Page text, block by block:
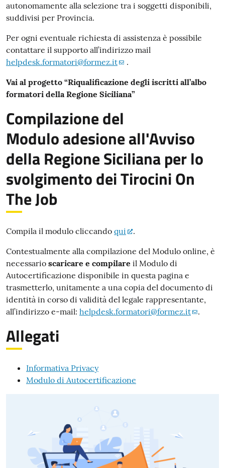
autonomamente alla selezione tra i soggetti disponibili,
suddivisi per Provincia.
Per ogni eventuale richiesta di assistenza è possibile
contattare il supporto all’indirizzo mail
helpdesk.formatori@formez.it
.
Vai al progetto “Riqualificazione degli iscritti all’albo
formatori della Regione Siciliana”
Compilazione del
Modulo adesione all'Avviso
della Regione Siciliana per lo
svolgimento dei Tirocini On
The Job
Compila il modulo cliccando qui
.
Contestualmente alla compilazione del Modulo online, è
necessario scaricare e compilare il Modulo di
Autocertificazione disponibile in questa pagina e
trasmetterlo, unitamente a una copia del documento di
identità in corso di validità del legale rappresentante,
all’indirizzo e-mail: helpdesk.formatori@formez.it .
Allegati
Informativa Privacy
Modulo di Autocertificazione